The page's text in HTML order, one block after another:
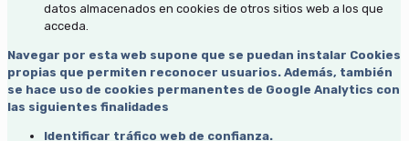
datos almacenados en cookies de otros sitios web a los que
acceda.
Navegar por esta web supone que se puedan instalar Cookies
propias que permiten reconocer usuarios. Además, también
se hace uso de cookies permanentes de Google Analytics con
las siguientes finalidades
Identificar tráfico web de confianza.